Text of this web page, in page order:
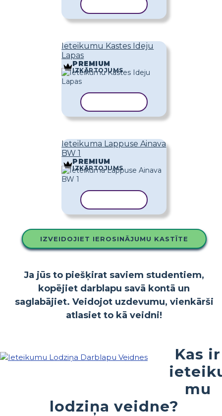
Ieteikumu Kastes Ideju
Lapas
PREMIUM
IZKĀRTOJUMS
Ieteikuma Lappuse Ainava
BW 1
PREMIUM
IZKĀRTOJUMS
IZVEIDOJIET IEROSINĀJUMU KASTĪTE
Ja jūs to piešķirat saviem studentiem,
kopējiet darblapu savā kontā un
saglabājiet. Veidojot uzdevumu, vienkārši
atlasiet to kā veidni!
Kas ir
mu
lodziņa veidne?